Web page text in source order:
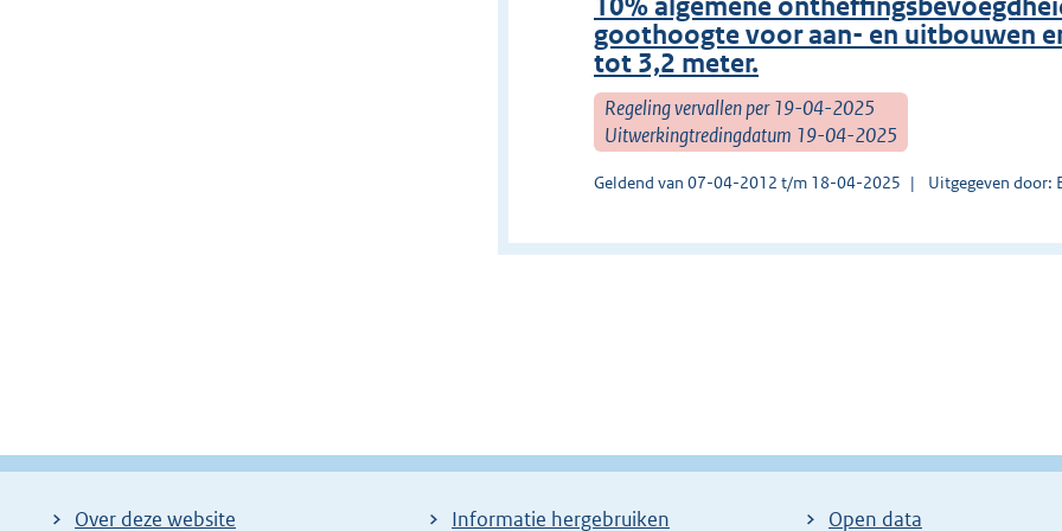
goothoogte voor aan- en uitbouwen
tot 3,2 meter.
Regeling vervallen per 19-04-2025
Uitwerkingtredingdatum 19-04-2025
Geldend van 07-04-2012 t/m 18-04-2025 Uitgegeven door:
Over deze website Informatie hergebruiken Open data